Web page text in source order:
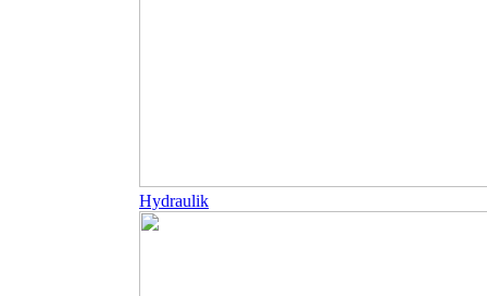
Hydraulik